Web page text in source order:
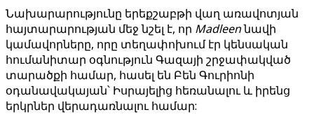
Նախարարությունը երեքշաբթի վաղ առավոտյան
հայտարարության մեջ նշել է, որ Madleenնավի
կամավորները, որը տեղափոխում էր կենսական
հումանիտար օգնություն Գազայի շրջափակված
տարածքի համար, հասել են Բեն Գուրիոնի
օդանավակայան՝ Իսրայելից հեռանալու և իրենց
երկրներ վերադառնալու համար: